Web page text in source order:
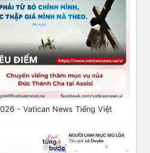
- Vatican News Tiếng Việt